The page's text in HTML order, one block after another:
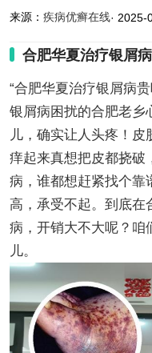
来源： 疾病优癣在线· 2025-
合肥华夏治疗银屑
“合肥华夏治疗银屑病
银屑病困扰的合肥老乡
儿，确实让人头疼！皮
痒起来真想把皮都挠破
病，谁都想赶紧找个靠
高，承受不起。到底在
病，开销大不大呢？咱
儿。